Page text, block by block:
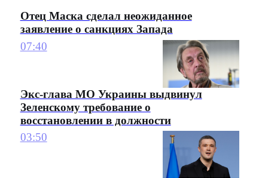
Отец Маска сделал неожиданное
заявление о санкциях Запада
07:40
Экс-глава МО Украины выдвинул
Зеленскому требование о
восстановлении в должности
03:50